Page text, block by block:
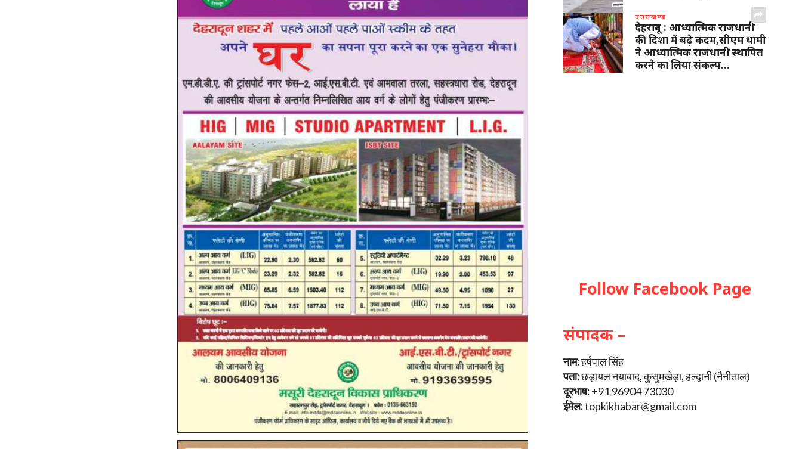
उत्तराखण्ड
देहरादून : आध्यात्मिक राजधानी
की दिशा में बढ़े कदम,सीएम धामी
ने आध्यात्मिक राजधानी स्थापित
करने का लिया संकल्प…
Follow Facebook Page
संपादक –
नाम:हर्षपाल सिंह
पता:छड़ायल नयाबाद, कुसुमखेड़ा, हल्द्वानी (नैनीताल)
दूरभाष:+91 96904 73030
ईमेल:topkikhabar@gmail.com